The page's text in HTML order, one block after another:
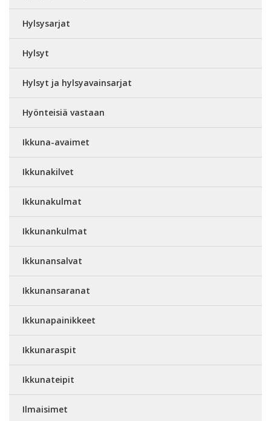
Hylsysarjat
Hylsyt
Hylsyt ja hylsyavainsarjat
Hyönteisiä vastaan
Ikkuna-avaimet
Ikkunakilvet
Ikkunakulmat
Ikkunankulmat
Ikkunansalvat
Ikkunansaranat
Ikkunapainikkeet
Ikkunaraspit
Ikkunateipit
Ilmaisimet